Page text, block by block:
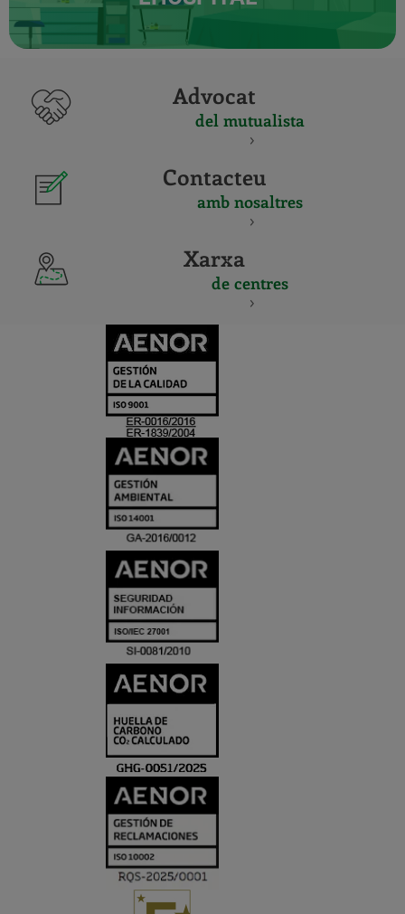
Advocat
del mutualista
Contacteu
amb nosaltres
Xarxa
de centres